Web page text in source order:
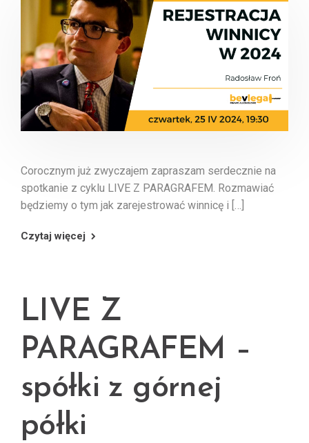
Corocznym już zwyczajem zapraszam serdecznie na
spotkanie z cyklu LIVE Z PARAGRAFEM. Rozmawiać
będziemy o tym jak zarejestrować winnicę i […]
Czytaj więcej
LIVE Z
PARAGRAFEM –
spółki z górnej
półki